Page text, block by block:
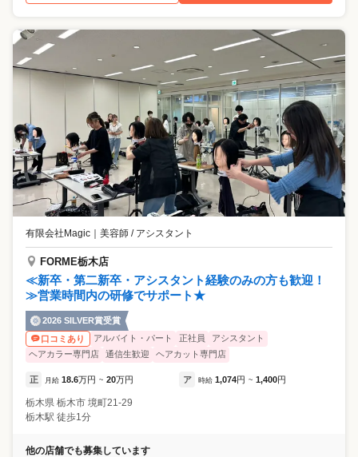
有限会社Magic ｜ 美容師 / アシスタント
FORME栃木店
≪新卒・第二新卒・アシスタント経験のみの方も歓迎！
≫営業時間内の研修でサポート★
2026 SILVER賞受賞
口コミあり
アルバイト・パート 正社員
アシスタント
ヘアカラー専門店
通信生歓迎 ヘアカット専門店
正 月給 18.6万円 ~ 20万円 ア 時給 1,074円 ~ 1,400円
栃木県 栃木市 境町21-29
栃木駅 徒歩1分
他の店舗でも募集しています